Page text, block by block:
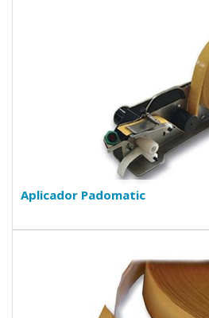
Aplicador Padomatic